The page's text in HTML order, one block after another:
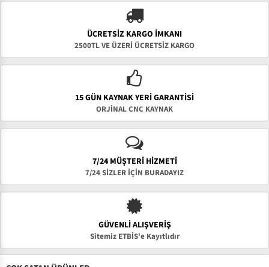
ÜCRETSIZ KARGO İMKANI
2500TL VE ÜZERİ ÜCRETSİZ KARGO
15 GÜN KAYNAK YERI GARANTISI
ORJİNAL CNC KAYNAK
7/24 MÜŞTERİ HİZMETİ
7/24 SİZLER İÇİN BURADAYIZ
GÜVENLI ALIŞVERIŞ
Sitemiz ETBİS'e Kayıtlıdır